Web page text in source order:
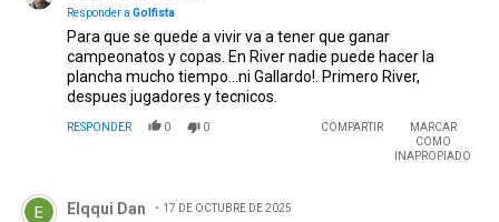
Responder a Golfista
Para que se quede a vivir va a tener que ganar
campeonatos y copas. En River nadie puede hacer la
plancha mucho tiempo...ni Gallardo!. Primero River,
despues jugadores y tecnicos.
RESPONDER 0 0 COMPARTIR
MARCAR
COMO
INAPROPIADO
Comentario de Elqqui Dan.
Elqqui Dan 17 DE OCTUBRE DE 2025